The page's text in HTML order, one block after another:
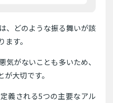
、どのような振る舞いが該
す。
気がないことも多いため、
大切です。
義される5つの主要なアル